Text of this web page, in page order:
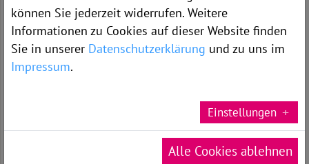
Gastroenterologische Sprechstunden
Privatambulanz Hr. Schukowski
Termine vereinbaren Sie bitte unter Telefon
können Sie jederzeit widerrufen. Weitere
Informationen zu Cookies auf dieser Website finden
Sie in unserer Datenschutzerklärung und zu uns im
Impressum.
Einstellungen
Alle Cookies ablehnen